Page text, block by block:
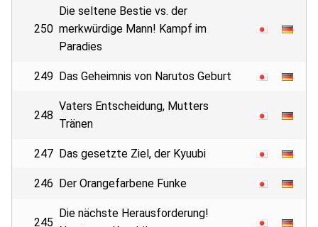
250
Die seltene Bestie vs. der
merkwürdige Mann! Kampf im
Paradies
249 Das Geheimnis von Narutos Geburt
248
Vaters Entscheidung, Mutters
Tränen
247 Das gesetzte Ziel, der Kyuubi
246 Der Orangefarbene Funke
245
Die nächste Herausforderung!